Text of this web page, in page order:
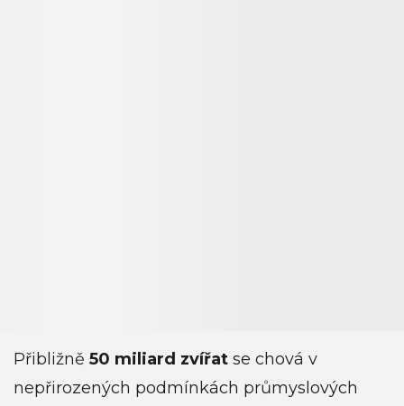
Přibližně 50 miliard zvířat se chová v
nepřirozených podmínkách průmyslových